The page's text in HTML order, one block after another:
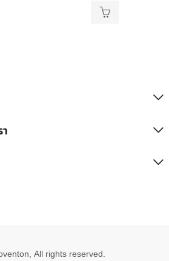
All rights reserved.